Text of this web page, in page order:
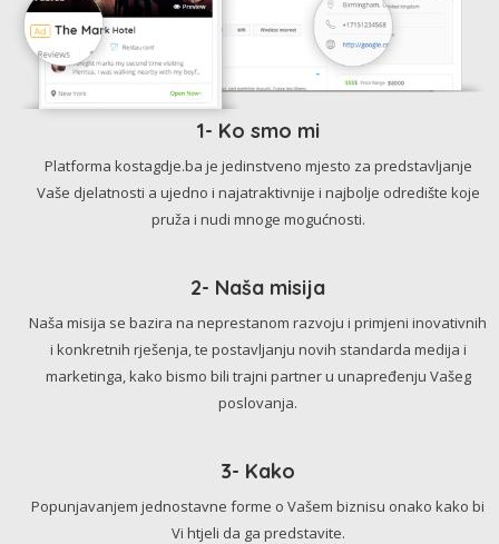
1- Ko smo mi
Platforma kostagdje.ba je jedinstveno mjesto za predstavljanje
Vaše djelatnosti a ujedno i najatraktivnije i najbolje odredište koje
pruža i nudi mnoge mogućnosti.
2- Naša misija
Naša misija se bazira na neprestanom razvoju i primjeni inovativnih
i konkretnih rješenja, te postavljanju novih standarda medija i
marketinga, kako bismo bili trajni partner u unapređenju Vašeg
poslovanja.
3- Kako
Popunjavanjem jednostavne forme o Vašem biznisu onako kako bi
Vi htjeli da ga predstavite.